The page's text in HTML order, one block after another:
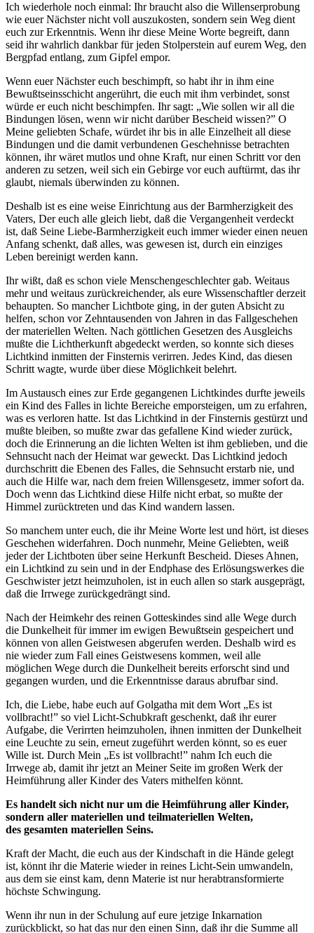
Ich wiederhole noch einmal: Ihr braucht also die Willenserprobung
wie euer Nächster nicht voll auszukosten, sondern sein Weg dient
euch zur Erkenntnis. Wenn ihr diese Meine Worte begreift, dann
seid ihr wahrlich dankbar für jeden Stolperstein auf eurem Weg, den
Bergpfad entlang, zum Gipfel empor.
Wenn euer Nächster euch beschimpft, so habt ihr in ihm eine
Bewußtseinsschicht angerührt, die euch mit ihm verbindet, sonst
würde er euch nicht beschimpfen. Ihr sagt: „Wie sollen wir all die
Bindungen lösen, wenn wir nicht darüber Bescheid wissen?” O
Meine geliebten Schafe, würdet ihr bis in alle Einzelheit all diese
Bindungen und die damit verbundenen Geschehnisse betrachten
können, ihr wäret mutlos und ohne Kraft, nur einen Schritt vor den
anderen zu setzen, weil sich ein Gebirge vor euch auftürmt, das ihr
glaubt, niemals überwinden zu können.
Deshalb ist es eine weise Einrichtung aus der Barmherzigkeit des
Vaters, Der euch alle gleich liebt, daß die Vergangenheit verdeckt
ist, daß Seine Liebe-Barmherzigkeit euch immer wieder einen neuen
Anfang schenkt, daß alles, was gewesen ist, durch ein einziges
Leben bereinigt werden kann.
Ihr wißt, daß es schon viele Menschengeschlechter gab. Weitaus
mehr und weitaus zurückreichender, als eure Wissenschaftler derzeit
behaupten. So mancher Lichtbote ging, in der guten Absicht zu
helfen, schon vor Zehntausenden von Jahren in das Fallgeschehen
der materiellen Welten. Nach göttlichen Gesetzen des Ausgleichs
mußte die Lichtherkunft abgedeckt werden, so konnte sich dieses
Lichtkind inmitten der Finsternis verirren. Jedes Kind, das diesen
Schritt wagte, wurde über diese Möglichkeit belehrt.
Im Austausch eines zur Erde gegangenen Lichtkindes durfte jeweils
ein Kind des Falles in lichte Bereiche emporsteigen, um zu erfahren,
was es verloren hatte. Ist das Lichtkind in der Finsternis gestürzt und
mußte bleiben, so mußte zwar das gefallene Kind wieder zurück,
doch die Erinnerung an die lichten Welten ist ihm geblieben, und die
Sehnsucht nach der Heimat war geweckt. Das Lichtkind jedoch
durchschritt die Ebenen des Falles, die Sehnsucht erstarb nie, und
auch die Hilfe war, nach dem freien Willensgesetz, immer sofort da.
Doch wenn das Lichtkind diese Hilfe nicht erbat, so mußte der
Himmel zurücktreten und das Kind wandern lassen.
So manchem unter euch, die ihr Meine Worte lest und hört, ist dieses
Geschehen widerfahren. Doch nunmehr, Meine Geliebten, weiß
jeder der Lichtboten über seine Herkunft Bescheid. Dieses Ahnen,
ein Lichtkind zu sein und in der Endphase des Erlösungswerkes die
Geschwister jetzt heimzuholen, ist in euch allen so stark ausgeprägt,
daß die Irrwege zurückgedrängt sind.
Nach der Heimkehr des reinen Gotteskindes sind alle Wege durch
die Dunkelheit für immer im ewigen Bewußtsein gespeichert und
können von allen Geistwesen abgerufen werden. Deshalb wird es
nie wieder zum Fall eines Geistwesens kommen, weil alle
möglichen Wege durch die Dunkelheit bereits erforscht sind und
gegangen wurden, und die Erkenntnisse daraus abrufbar sind.
Ich, die Liebe, habe euch auf Golgatha mit dem Wort „Es ist
vollbracht!” so viel Licht-Schubkraft geschenkt, daß ihr eurer
Aufgabe, die Verirrten heimzuholen, ihnen inmitten der Dunkelheit
eine Leuchte zu sein, erneut zugeführt werden könnt, so es euer
Wille ist. Durch Mein „Es ist vollbracht!” nahm Ich euch die
Irrwege ab, damit ihr jetzt an Meiner Seite im großen Werk der
Heimführung aller Kinder des Vaters mithelfen könnt.
Es handelt sich nicht nur um die Heimführung aller Kinder,
sondern aller materiellen und teilmateriellen Welten,
des gesamten materiellen Seins.
Kraft der Macht, die euch aus der Kindschaft in die Hände gelegt
ist, könnt ihr die Materie wieder in reines Licht-Sein umwandeln,
aus dem sie einst kam, denn Materie ist nur herabtransformierte
höchste Schwingung.
Wenn ihr nun in der Schulung auf eure jetzige Inkarnation
zurückblickt, so hat das nur den einen Sinn, daß ihr die Summe all